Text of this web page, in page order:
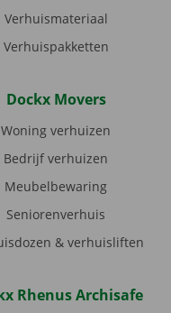
Verhuismateriaal
Verhuispakketten
Dockx Movers
Woning verhuizen
Bedrijf verhuizen
Meubelbewaring
Seniorenverhuis
& verhuisliften
Rhenus Archisafe